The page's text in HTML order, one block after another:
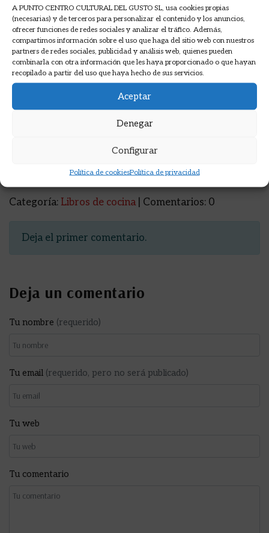
A PUNTO CENTRO CULTURAL DEL GUSTO SL, usa cookies propias
(necesarias) y de terceros para personalizar el contenido y los anuncios,
ofrecer funciones de redes sociales y analizar el tráfico. Además,
compartimos información sobre el uso que haga del sitio web con nuestros
partners de redes sociales, publicidad y análisis web, quienes pueden
combinarla con otra información que les haya proporcionado o que hayan
recopilado a partir del uso que haya hecho de sus servicios.
Aceptar
Denegar
Configurar
Política de cookiesPolítica de privacidad
Haz clic para aceptar las cookies de
márketing y permitir este contenido
Categoría: Libros de cocina | Comentarios: 0
Deja el primer comentario.
Deja un comentario
Tu nombre (requerido)
Tu email (requerido, pero no será publicado)
Tu web
Tu comentario